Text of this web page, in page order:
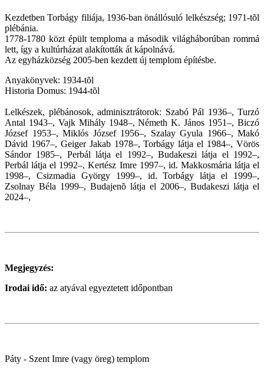
Kezdetben Torbágy filiája, 1936-ban önállósuló lelkészség; 1971-tõl
plébánia.
1778-1780 közt épült temploma a második világháborúban rommá
lett, így a kultúrházat alakították át kápolnává.
Az egyházközség 2005-ben kezdett új templom építésbe.
Anyakönyvek: 1934-tõl
Historia Domus: 1944-tõl
Lelkészek, plébánosok, adminisztrátorok: Szabó Pál 1936–, Turzó
Antal 1943–, Vajk Mihály 1948–, Németh K. János 1951–, Biczó
József 1953–, Miklós József 1956–, Szalay Gyula 1966–, Makó
Dávid 1967–, Geiger Jakab 1978–, Torbágy látja el 1984–, Vörös
Sándor 1985–, Perbál látja el 1992–, Budakeszi látja el 1992–,
Perbál látja el 1992–, Kertész Imre 1997–, id. Makkosmária látja el
1998–, Csizmadia György 1999–, id. Torbágy látja el 1999–,
Zsolnay Béla 1999–, Budajenõ látja el 2006–, Budakeszi látja el
2024–,
Megjegyzés:
Irodai idő: az atyával egyeztetett időpontban
Páty - Szent Imre (vagy öreg) templom